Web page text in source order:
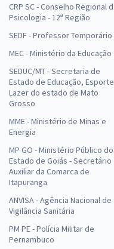
CRP SC - Conselho Regional
Psicologia - 12ª Região
SEDF - Professor Temporário
MEC - Ministério da Educação
SEDUC/MT - Secretaria de
Estado de Educação,
Lazer do estado de Mato
Grosso
MME - Ministério de Minas e
Energia
MP GO - Ministério Público do
Estado de Goiás - Secretário
Auxiliar da Comarca de
Itapuranga
ANVISA - Agência Nacional de
Vigilância Sanitária
PM PE - Polícia Militar de
Pernambuco